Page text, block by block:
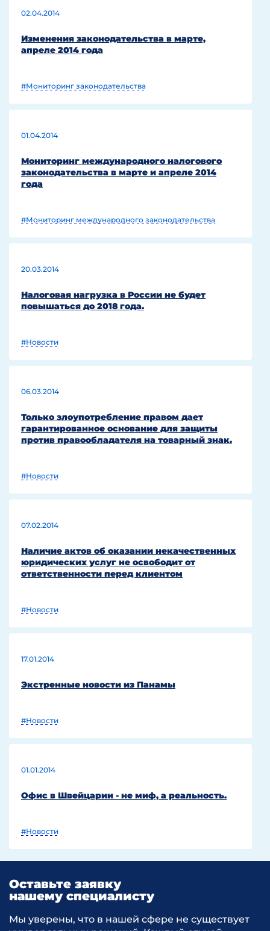
02.04.2014
Изменения законодательства в марте,
апреле 2014 года
#Мониторинг законодательства
01.04.2014
Мониторинг международного налогового
законодательства в марте и апреле 2014
года
#Мониторинг международного законодательства
20.03.2014
Налоговая нагрузка в России не будет
повышаться до 2018 года.
#Новости
06.03.2014
Только злоупотребление правом дает
гарантированное основание для защиты
против правообладателя на товарный знак.
#Новости
07.02.2014
Наличие актов об оказании некачественных
юридических услуг не освободит от
ответственности перед клиентом
#Новости
17.01.2014
Экстренные новости из Панамы
#Новости
01.01.2014
Офис в Швейцарии - не миф, а реальность.
#Новости
Оставьте заявку
нашему специалисту
Мы уверены, что в нашей сфере не существует